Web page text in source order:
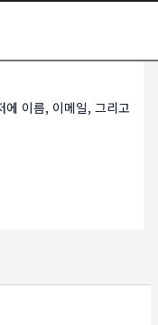
에 이름, 이메일, 그리고